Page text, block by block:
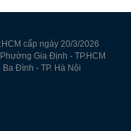
cấp ngày 20/3/2026
Gia Định - TP.HCM
Đình - TP. Hà Nội